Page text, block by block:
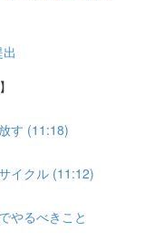
す (11:18)
イクル (11:12)
やるべきこと